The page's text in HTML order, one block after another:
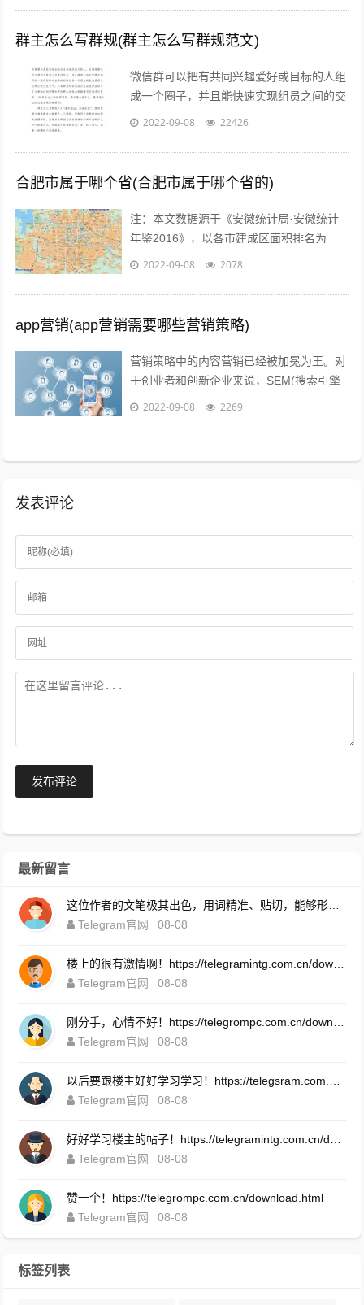
群主怎么写群规(群主怎么写群规范文)
微信群可以把有共同兴趣爱好或目标的人组
成一个圈子，并且能快速实现组员之间的交
流、互动，在共同分享的前提下很容易形成
2022-09-08 22426
合肥市属于哪个省(合肥市属于哪个省的)
注：本文数据源于《安徽统计局·安徽统计
年鉴2016》，以各市建成区面积排名为
准。图片源于视觉中国、zol，感谢视觉中
2022-09-08 2078
app营销(app营销需要哪些营销策略)
营销策略中的内容营销已经被加冕为王。对
于创业者和创新企业来说，SEM(搜索引擎
营销)、粉丝经济、公关等等手段尚不可形
2022-09-08 2269
发表评论
发布评论
最新留言
Telegram官网
08-08
Telegram官网
08-08
Telegram官网
08-08
Telegram官网
08-08
Telegram官网
08-08
赞一个！https://telegrompc.com.cn/download.html
Telegram官网
08-08
标签列表